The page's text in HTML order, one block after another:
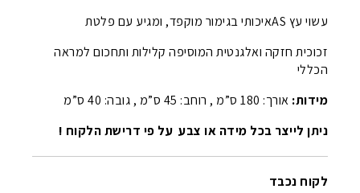
עשוי עץ ASאיכותי בגימור מוקפד, ומגיע עם פלטת
זכוכית חזקה ואלגנטית המוסיפה קלילות ותחכום למראה
הכללי
מידות: אורך: 180 ס”מ , רוחב: 45 ס”מ , גובה: 40 ס”מ
ניתן לייצר בכל מידה או צבע על פי דרישת הלקוח !
לקוח נכבד